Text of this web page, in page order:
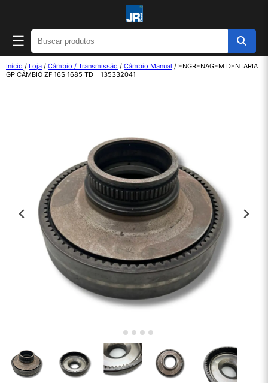
☰
Início / Loja / Câmbio / Transmissão / Câmbio Manual / ENGRENAGEM DENTARIA
GP CÂMBIO ZF 16S 1685 TD – 135332041